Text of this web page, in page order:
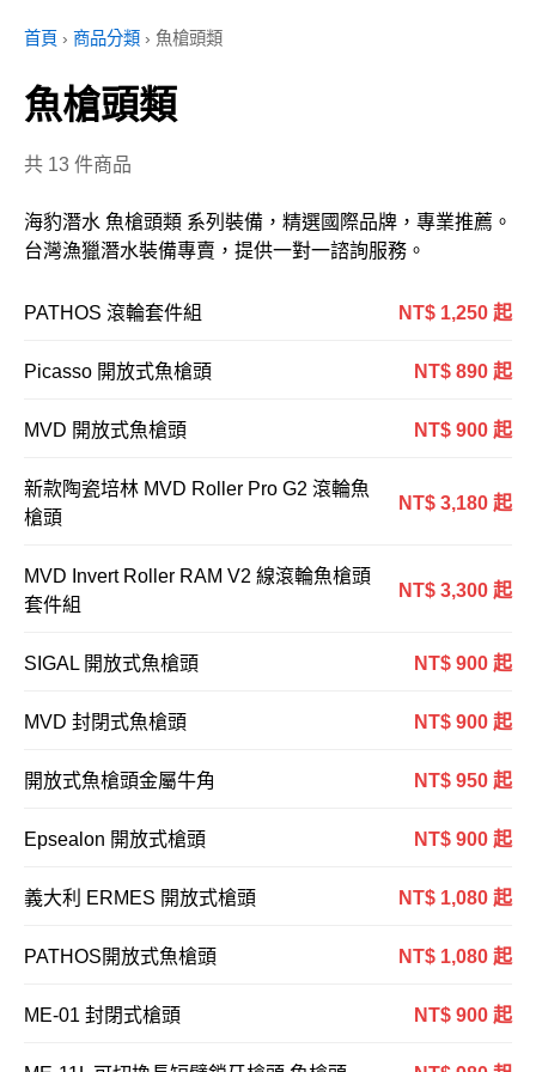
首頁 › 商品分類 › 魚槍頭類
魚槍頭類
共 13 件商品
海豹潛水 魚槍頭類 系列裝備，精選國際品牌，專業推薦。
台灣漁獵潛水裝備專賣，提供一對一諮詢服務。
PATHOS 滾輪套件組 NT$ 1,250 起
Picasso 開放式魚槍頭 NT$ 890 起
MVD 開放式魚槍頭 NT$ 900 起
新款陶瓷培林 MVD Roller Pro G2 滾輪魚
槍頭
NT$ 3,180 起
MVD Invert Roller RAM V2 線滾輪魚槍頭
套件組
NT$ 3,300 起
SIGAL 開放式魚槍頭 NT$ 900 起
MVD 封閉式魚槍頭 NT$ 900 起
開放式魚槍頭金屬牛角 NT$ 950 起
Epsealon 開放式槍頭 NT$ 900 起
義大利 ERMES 開放式槍頭 NT$ 1,080 起
PATHOS開放式魚槍頭 NT$ 1,080 起
ME-01 封閉式槍頭 NT$ 900 起